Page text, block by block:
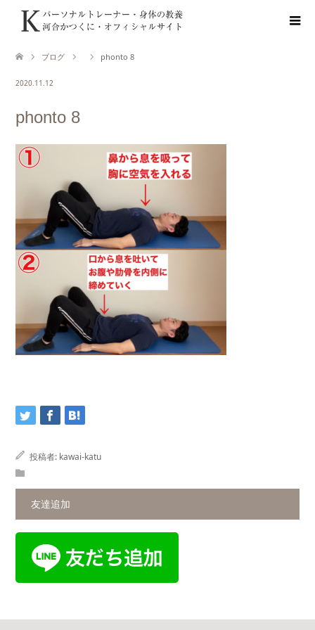
ブログ phonto 8
2020.11.12
phonto 8
投稿者: kawai-katu
友達追加